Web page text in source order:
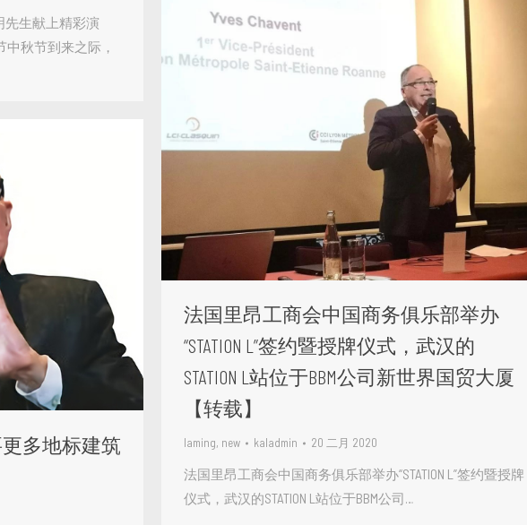
先生献上精彩演
中秋节到来之际，
法国里昂工商会中国商务俱乐部举办
“STATION L”签约暨授牌仪式，武汉的
STATION L站位于BBM公司新世界国贸大厦
【转载】
laming, new kaladmin 20 二月 2020
法国里昂工商会中国商务俱乐部举办“STATION L”签约暨授牌
仪式，武汉的STATION L站位于BBM公司…
多地标建筑